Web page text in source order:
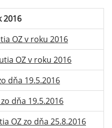
2016
OZ v roku 2016
OZ v roku 2016
dňa 19.5.2016
dňa 19.5.2016
OZ zo dňa 25.8.2016